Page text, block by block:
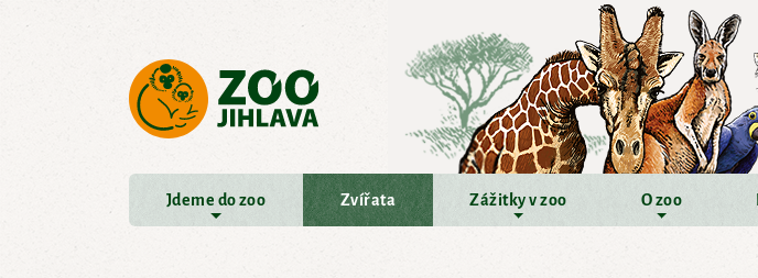
Jdeme do zoo Zvířata Zážitky v zoo O zoo